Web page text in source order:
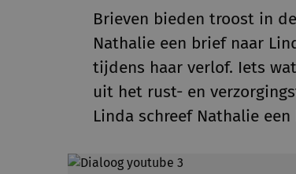
Brieven bieden troost in
Nathalie een brief naar
tijdens haar verlof. Iets
uit het rust- en
Linda schreef Nathalie